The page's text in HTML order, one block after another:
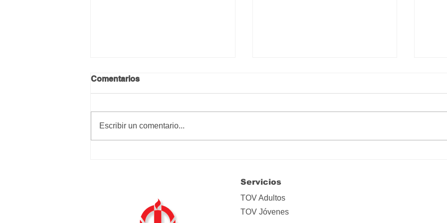
Comentarios
Escribir un comentario...
Servicios
TOV Adultos
TOV Jóvenes